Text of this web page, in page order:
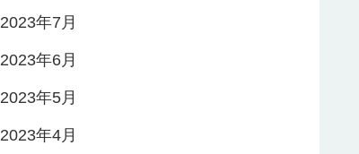
2023年7月
2023年6月
2023年5月
2023年4月